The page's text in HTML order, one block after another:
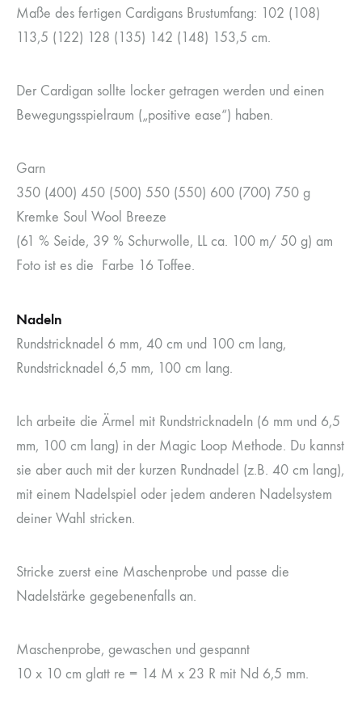
Maße des fertigen Cardigans Brustumfang: 102 (108)
113,5 (122) 128 (135) 142 (148) 153,5 cm.
Der Cardigan sollte locker getragen werden und einen
Bewegungsspielraum („positive ease“) haben.
Garn
350 (400) 450 (500) 550 (550) 600 (700) 750 g
Kremke Soul Wool Breeze
(61 % Seide, 39 % Schurwolle, LL ca. 100 m/ 50 g) am
Foto ist es die Farbe 16 Toffee.
Nadeln
Rundstricknadel 6 mm, 40 cm und 100 cm lang,
Rundstricknadel 6,5 mm, 100 cm lang.
Ich arbeite die Ärmel mit Rundstricknadeln (6 mm und 6,5
mm, 100 cm lang) in der Magic Loop Methode. Du kannst
sie aber auch mit der kurzen Rundnadel (z.B. 40 cm lang),
mit einem Nadelspiel oder jedem anderen Nadelsystem
deiner Wahl stricken.
Stricke zuerst eine Maschenprobe und passe die
Nadelstärke gegebenenfalls an.
Maschenprobe, gewaschen und gespannt
10 x 10 cm glatt re = 14 M x 23 R mit Nd 6,5 mm.